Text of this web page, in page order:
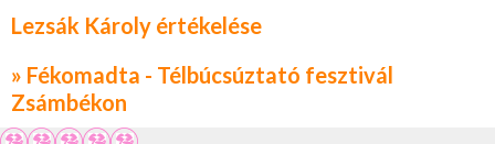
Lezsák Károly értékelése
» Fékomadta - Télbúcsúztató fesztivál
Zsámbékon